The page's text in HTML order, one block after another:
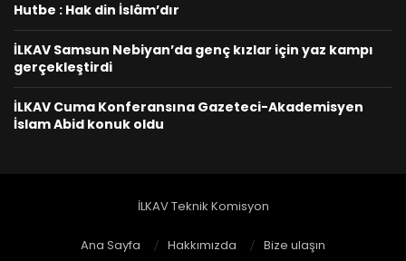
Hutbe : Hak din İslâm’dır
İLKAV Samsun Nebiyan’da genç kızlar için yaz kampı
gerçekleştirdi
İLKAV Cuma Konferansına Gazeteci-Akademisyen
İslam Abid konuk oldu
İLKAV Teknik Komisyon
Ana Sayfa Hakkımızda Bize ulaşın